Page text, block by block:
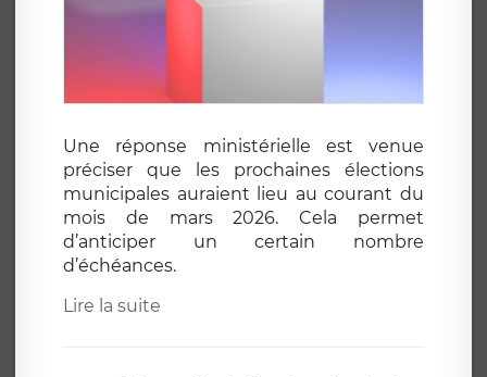
Une réponse ministérielle est venue
préciser que les prochaines élections
municipales auraient lieu au courant du
mois de mars 2026. Cela permet
d’anticiper un certain nombre
d’échéances.
Lire la suite